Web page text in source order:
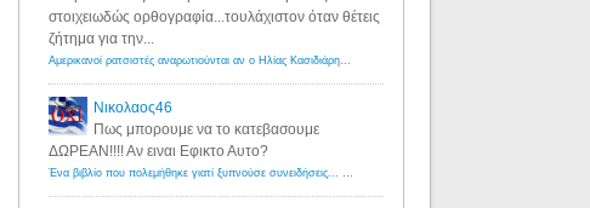
στοιχειωδώς ορθογραφία...τουλάχιστον όταν θέτεις
ζήτημα για την...
Αμερικανοί ρατσιστές αναρωτιούνται αν ο Ηλίας Κασιδιάρης ανήκει στη λευκή φυλή... - Λόγιος Ερμής
Νικολαος46
Πως μπορουμε να το κατεβασουμε
ΔΩΡΕΑΝ!!!! Αν ειναι Εφικτο Αυτο?
Ένα βιβλίο που πολεμήθηκε γιατί ξυπνούσε συνειδήσεις... - Λόγιος Ερμής | Η γνώση ξεκινάει με την αναζήτηση...